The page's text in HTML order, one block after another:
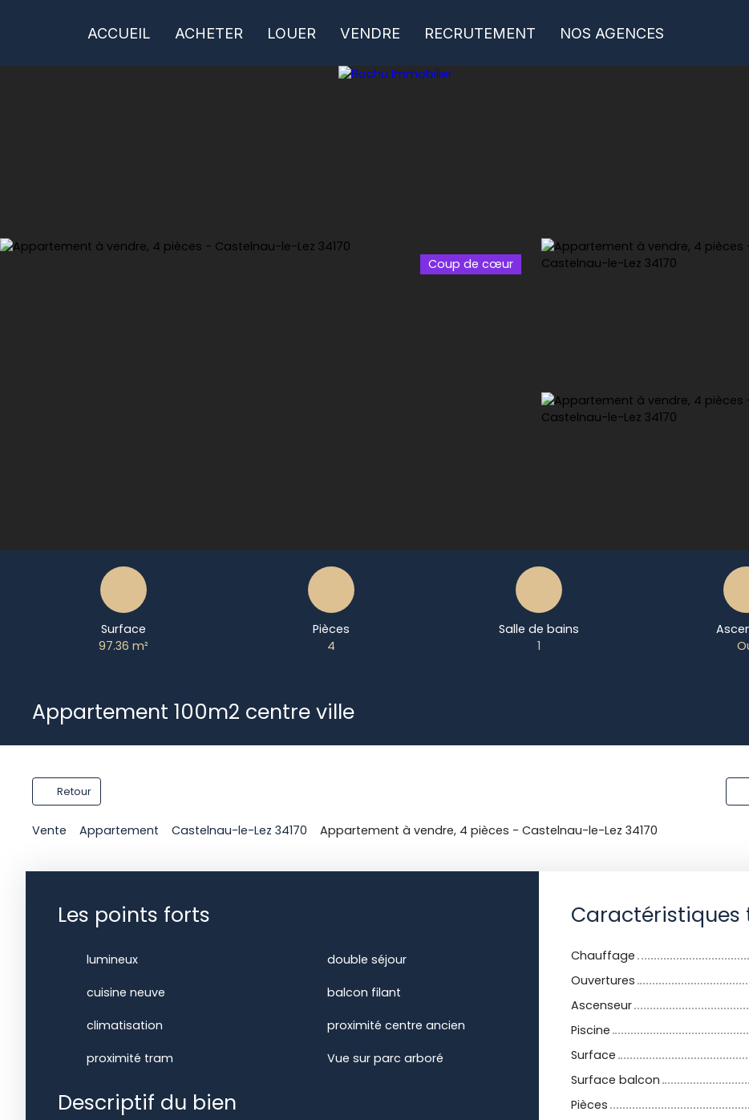
ACCUEIL ACHETER LOUER VENDRE RECRUTEMENT NOS AGENCES
Coup de cœur
Surface
97.36 m²
Pièces
4
Salle de bains
1
Appartement 100m2 centre ville
Retour
Vente Appartement Castelnau-le-Lez 34170 Appartement à vendre, 4 pièces - Castelnau-le-Lez 34170
Les points forts
lumineux double séjour
cuisine neuve balcon filant
climatisation proximité centre ancien
proximité tram Vue sur parc arboré
Descriptif du bien
Caractéristiques
Chauffage
Ouvertures
Ascenseur
Piscine
Surface
Surface balcon
Pièces